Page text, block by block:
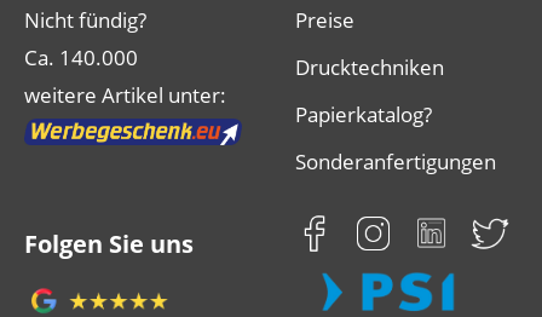
Nicht fündig?
Ca. 140.000
weitere Artikel unter:
Preise
Drucktechniken
Papierkatalog?
Sonderanfertigungen
Folgen Sie uns